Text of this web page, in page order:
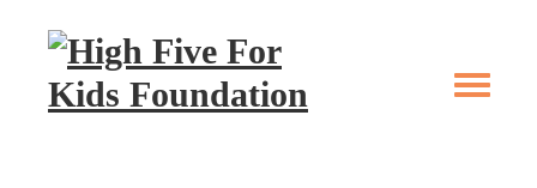
navigation
content
Toggle